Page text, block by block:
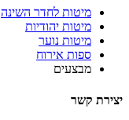
מיטות לחדר השינה
מיטות יהודיות
מיטות נוער
ספות אירוח
מבצעים
יצירת קשר